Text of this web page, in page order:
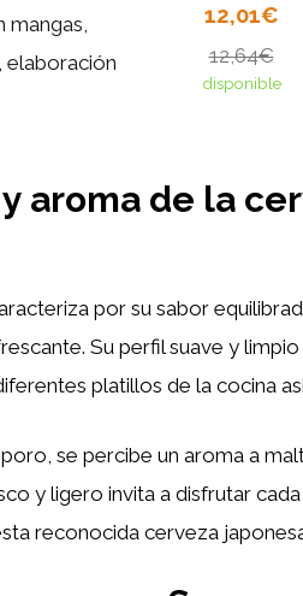
mangas,
elaboración
12,01€
12,64€
disponible
aroma de la
por su sabor
Su perfil suave y
platillos de la cocina
se percibe un aroma a
y ligero invita a disfrutar
reconocida cerveza